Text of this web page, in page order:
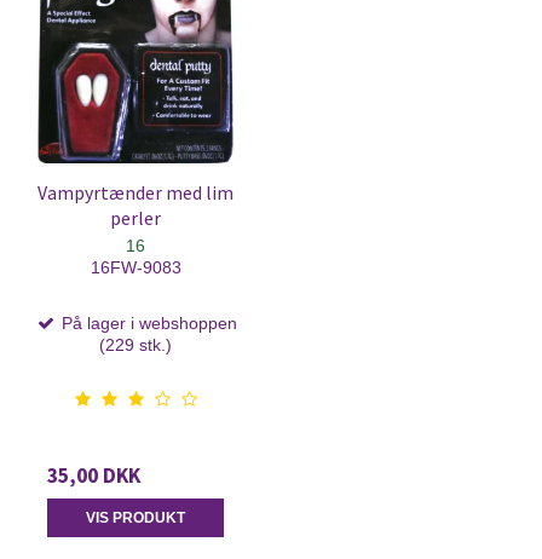
Vampyrtænder med lim
perler
16
16FW-9083
På lager i webshoppen
(229 stk.)
35,00 DKK
VIS PRODUKT